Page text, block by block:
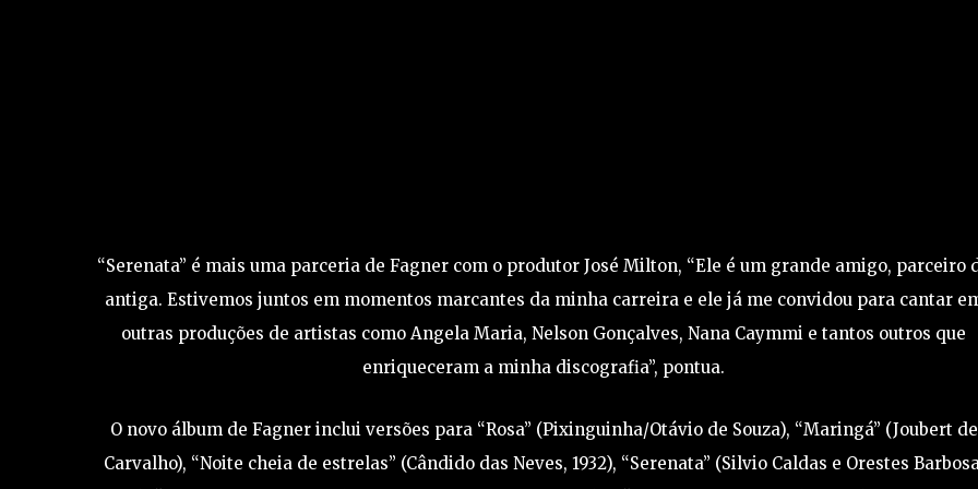
“Serenata” é mais uma parceria de Fagner com o produtor José Milton, “Ele é um grande amigo, parceiro
antiga. Estivemos juntos em momentos marcantes da minha carreira e ele já me convidou para cantar
outras produções de artistas como Angela Maria, Nelson Gonçalves, Nana Caymmi e tantos outros que
enriqueceram a minha discografia”, pontua.
O novo álbum de Fagner inclui versões para “Rosa” (Pixinguinha/Otávio de Souza), “Maringá” (Joubert de
Carvalho), “Noite cheia de estrelas” (Cândido das Neves, 1932), “Serenata” (Silvio Caldas e Orestes